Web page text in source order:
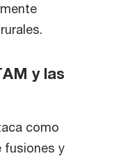
y las
como
fusiones y